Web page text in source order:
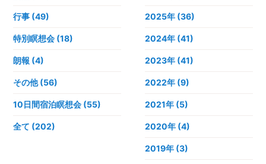
行事 (49)
特別瞑想会 (18)
朗報 (4)
その他 (56)
10日間宿泊瞑想会 (55)
全て (202)
2025年 (36)
2024年 (41)
2023年 (41)
2022年 (9)
2021年 (5)
2020年 (4)
2019年 (3)